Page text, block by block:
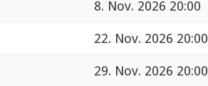
8. Nov. 2026 20:00
22. Nov. 2026 20:00
29. Nov. 2026 20:00